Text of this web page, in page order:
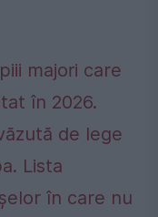
majori care
în 2026.
de lege
Lista
în care nu